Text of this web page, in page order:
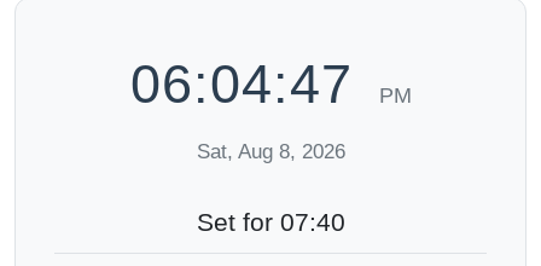
06:04:48 PM
Sat, Aug 8, 2026
Set for 07:40